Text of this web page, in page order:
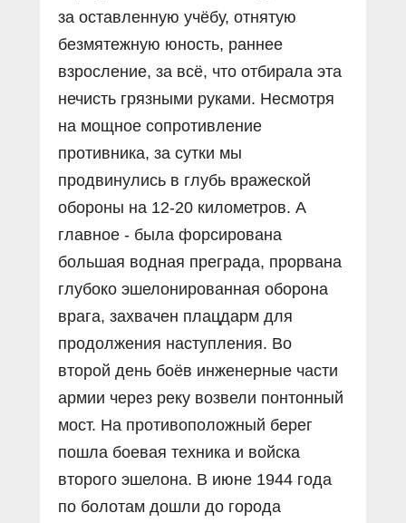
за оставленную учёбу, отнятую
безмятежную юность, раннее
взросление, за всё, что отбирала эта
нечисть грязными руками. Несмотря
на мощное сопротивление
противника, за сутки мы
продвинулись в глубь вражеской
обороны на 12-20 километров. А
главное - была форсирована
большая водная преграда, прорвана
глубоко эшелонированная оборона
врага, захвачен плацдарм для
продолжения наступления. Во
второй день боёв инженерные части
армии через реку возвели понтонный
мост. На противоположный берег
пошла боевая техника и войска
второго эшелона. В июне 1944 года
по болотам дошли до города